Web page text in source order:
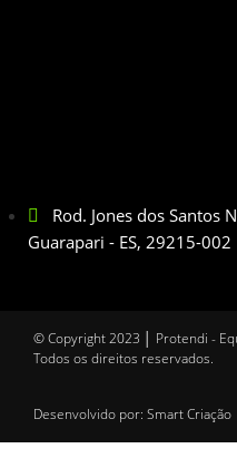
Rod. Jones dos Santos
Guarapari - ES, 29215-002
© Copyright 2023 │ Protendi -
Todos os direitos reservados.
Desenvolvido por: Smart Criação